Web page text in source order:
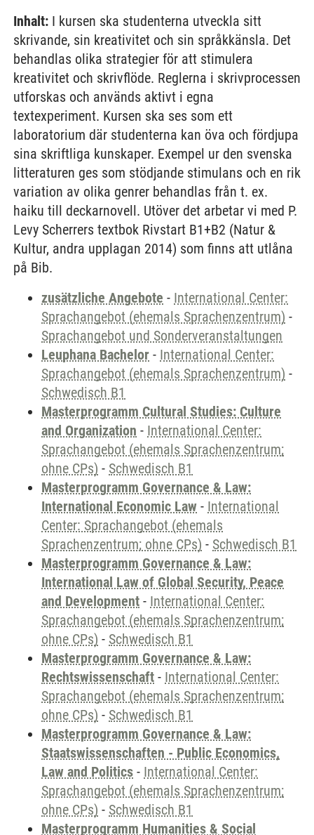
Inhalt: I kursen ska studenterna utveckla sitt
skrivande, sin kreativitet och sin språkkänsla. Det
behandlas olika strategier för att stimulera
kreativitet och skrivflöde. Reglerna i skrivprocessen
utforskas och används aktivt i egna
textexperiment. Kursen ska ses som ett
laboratorium där studenterna kan öva och fördjupa
sina skriftliga kunskaper. Exempel ur den svenska
litteraturen ges som stödjande stimulans och en rik
variation av olika genrer behandlas från t. ex.
haiku till deckarnovell. Utöver det arbetar vi med P.
Levy Scherrers textbok Rivstart B1+B2 (Natur &
Kultur, andra upplagan 2014) som finns att utlåna
på Bib.
zusätzliche Angebote - International Center:
Sprachangebot (ehemals Sprachenzentrum) -
Sprachangebot und Sonderveranstaltungen
Leuphana Bachelor - International Center:
Sprachangebot (ehemals Sprachenzentrum) -
Schwedisch B1
Masterprogramm Cultural Studies: Culture
and Organization - International Center:
Sprachangebot (ehemals Sprachenzentrum;
ohne CPs) - Schwedisch B1
Masterprogramm Governance & Law:
International Economic Law - International
Center: Sprachangebot (ehemals
Sprachenzentrum; ohne CPs) - Schwedisch B1
Masterprogramm Governance & Law:
International Law of Global Security, Peace
and Development - International Center:
Sprachangebot (ehemals Sprachenzentrum;
ohne CPs) - Schwedisch B1
Masterprogramm Governance & Law:
Rechtswissenschaft - International Center:
Sprachangebot (ehemals Sprachenzentrum;
ohne CPs) - Schwedisch B1
Masterprogramm Governance & Law:
Staatswissenschaften - Public Economics,
Law and Politics - International Center:
Sprachangebot (ehemals Sprachenzentrum;
ohne CPs) - Schwedisch B1
Masterprogramm Humanities & Social